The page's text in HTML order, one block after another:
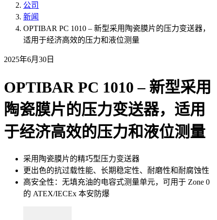
公司
新闻
OPTIBAR PC 1010 – 新型采用陶瓷膜片的压力变送器，
适用于经济高效的压力和液位测量
2025年6月30日
OPTIBAR PC 1010 – 新型采用
陶瓷膜片的压力变送器，适用
于经济高效的压力和液位测量
采用陶瓷膜片的精巧型压力变送器
更出色的抗过载性能、长期稳定性、耐磨性和耐腐蚀性
高安全性：无填充油的电容式测量单元，可用于 Zone 0
的 ATEX/IECEx 本安防爆